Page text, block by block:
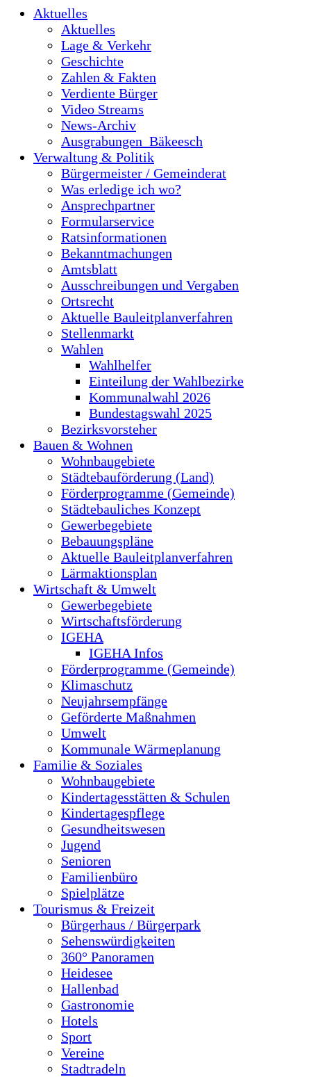
Aktuelles
Aktuelles
Lage & Verkehr
Geschichte
Zahlen & Fakten
Verdiente Bürger
Video Streams
News-Archiv
Ausgrabungen_Bäkeesch
Verwaltung & Politik
Bürgermeister / Gemeinderat
Was erledige ich wo?
Ansprechpartner
Formularservice
Ratsinformationen
Bekanntmachungen
Amtsblatt
Ausschreibungen und Vergaben
Ortsrecht
Aktuelle Bauleitplanverfahren
Stellenmarkt
Wahlen
Wahlhelfer
Einteilung der Wahlbezirke
Kommunalwahl 2026
Bundestagswahl 2025
Bezirksvorsteher
Bauen & Wohnen
Wohnbaugebiete
Städtebauförderung (Land)
Förderprogramme (Gemeinde)
Städtebauliches Konzept
Gewerbegebiete
Bebauungspläne
Aktuelle Bauleitplanverfahren
Lärmaktionsplan
Wirtschaft & Umwelt
Gewerbegebiete
Wirtschaftsförderung
IGEHA
IGEHA Infos
Förderprogramme (Gemeinde)
Klimaschutz
Neujahrsempfänge
Geförderte Maßnahmen
Umwelt
Kommunale Wärmeplanung
Familie & Soziales
Wohnbaugebiete
Kindertagesstätten & Schulen
Kindertagespflege
Gesundheitswesen
Jugend
Senioren
Familienbüro
Spielplätze
Tourismus & Freizeit
Bürgerhaus / Bürgerpark
Sehenswürdigkeiten
360° Panoramen
Heidesee
Hallenbad
Gastronomie
Hotels
Sport
Vereine
Stadtradeln